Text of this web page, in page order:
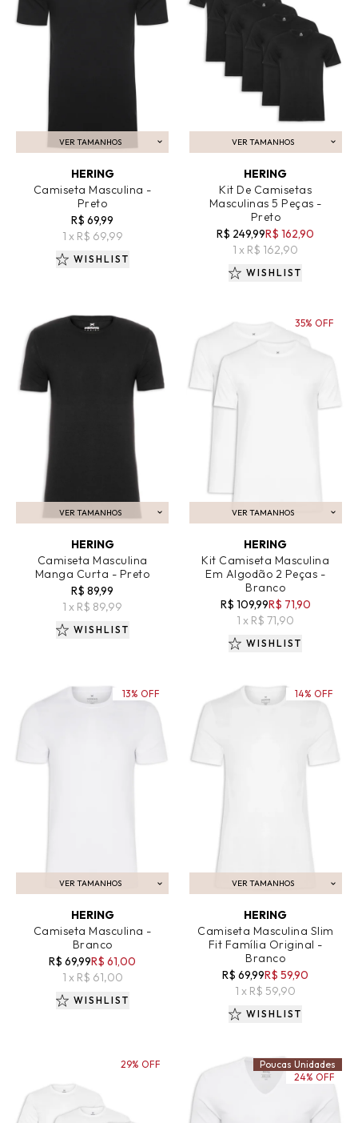
VER TAMANHOS
ADICIONAR AO CARRINHO
HERING
Camiseta Masculina -
Preto
R$ 69,99
1 x R$ 69,99
WISHLIST
VER TAMANHOS
ADICIONAR AO CARRINHO
HERING
Kit De Camisetas
Masculinas 5 Peças -
Preto
R$ 249,99R$ 162,90
1 x R$ 162,90
WISHLIST
VER TAMANHOS
ADICIONAR AO CARRINHO
HERING
Camiseta Masculina
Manga Curta - Preto
R$ 89,99
1 x R$ 89,99
WISHLIST
VER TAMANHOS
ADICIONAR AO CARRINHO
HERING
Kit Camiseta Masculina
Em Algodão 2 Peças -
Branco
R$ 109,99R$ 71,90
1 x R$ 71,90
35% OFF
WISHLIST
VER TAMANHOS
ADICIONAR AO CARRINHO
HERING
Camiseta Masculina -
Branco
R$ 69,99R$ 61,00
1 x R$ 61,00
13% OFF
WISHLIST
VER TAMANHOS
ADICIONAR AO CARRINHO
HERING
Camiseta Masculina Slim
Fit Família Original -
Branco
R$ 69,99R$ 59,90
1 x R$ 59,90
14% OFF
WISHLIST
29% OFF
Poucas Unidades
24% OFF